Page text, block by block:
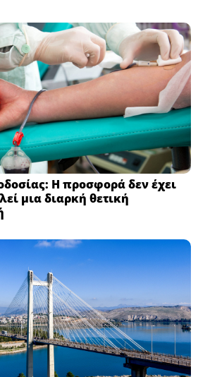
H προσφορά δεν έχει
μια διαρκή θετική